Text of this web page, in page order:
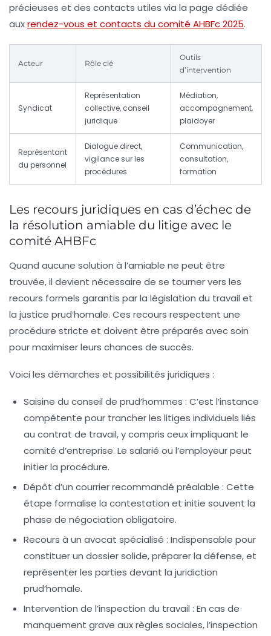
précieuses et des contacts utiles via la page dédiée
auxrendez-vous et contacts du comité AHBFc 2025.
Acteur Rôle clé
Outils
d’intervention
Syndicat
Représentation
collective, conseil
juridique
Médiation,
accompagnement,
plaidoyer
Représentant
du personnel
Dialogue direct,
vigilance sur les
procédures
Communication,
consultation,
formation
Les recours juridiques en cas d’échec de
la résolution amiable du litige avec le
comité AHBFc
Quand aucune solution à l’amiable ne peut être
trouvée, il devient nécessaire de se tourner vers les
recours formels garantis par la législation du travail et
la justice prud’homale. Ces recours respectent une
procédure stricte et doivent être préparés avec soin
pour maximiser leurs chances de succès.
Voici les démarches et possibilités juridiques :
Saisine du conseil de prud’hommes : C’est l’instance
compétente pour trancher les litiges individuels liés
au contrat de travail, y compris ceux impliquant le
comité d’entreprise. Le salarié ou l’employeur peut
initier la procédure.
Dépôt d’un courrier recommandé préalable : Cette
étape formalise la contestation et initie souvent la
phase de négociation obligatoire.
Recours à un avocat spécialisé : Indispensable pour
constituer un dossier solide, préparer la défense, et
représenter les parties devant la juridiction
prud’homale.
Intervention de l’inspection du travail : En cas de
manquement grave aux règles sociales, l’inspection